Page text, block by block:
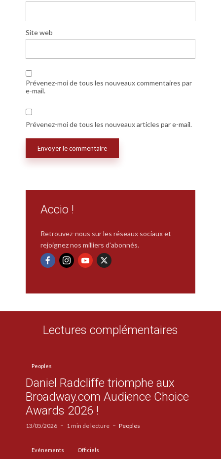
Site web
Prévenez-moi de tous les nouveaux commentaires par
e-mail.
Prévenez-moi de tous les nouveaux articles par e-mail.
Accio !
Retrouvez-nous sur les réseaux sociaux et
rejoignez nos milliers d'abonnés.
Lectures complémentaires
Peoples
Daniel Radcliffe triomphe aux
Broadway.com Audience Choice
Awards 2026 !
13/05/2026 1 min de lecture Peoples
Evénements Officiels